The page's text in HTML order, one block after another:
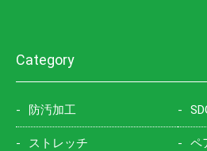
Category
防汚加工
ストレッチ ペ